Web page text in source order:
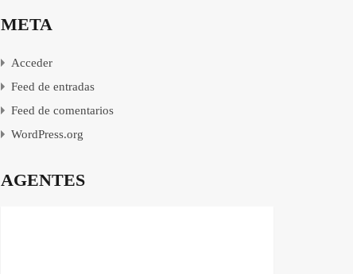
META
Acceder
Feed de entradas
Feed de comentarios
WordPress.org
AGENTES